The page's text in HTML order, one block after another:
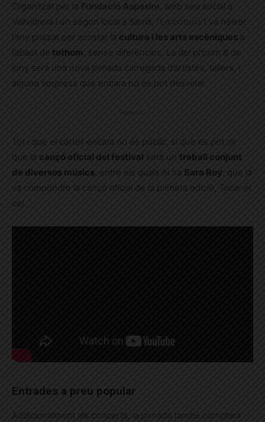
Organitzat per la Fundació Aspasim, amb seu social a
Vallvidrera i un segon local a Sarrià, l’Embotona’t va néixer
l’any passat per acostar la cultura i les arts escèniques a
l’abast de tothom, sense diferències. La del pròxim 8 de
juny serà una nova jornada carregada d’artistes, tallers, i
alguna sorpresa que encara no es pot desvelar.
Tot i que el cartell encara no és públic, sí que es pot dir
que la cançó oficial del festival serà un treball conjunt
de diversos músics, entre els quals hi ha Sara Roy, que ja
va compondre la cançó oficial de la primera edició, Tocar el
cel.
Entrades a preu popular
Addicionalment als concerts, la jornada també comptarà